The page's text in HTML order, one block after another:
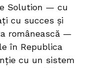
Solution — cu
cu succes și
românească —
în Republica
cu un sistem